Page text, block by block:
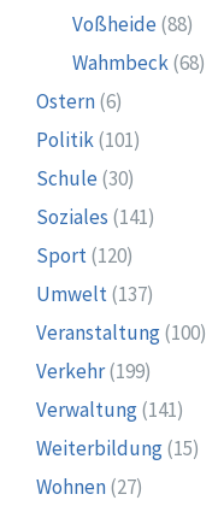
Voßheide (88)
Wahmbeck(68)
Ostern(6)
Politik(101)
Schule (30)
Soziales (141)
Sport(120)
Umwelt(137)
Veranstaltung(100)
Verkehr(199)
Verwaltung(141)
Weiterbildung(15)
Wohnen(27)